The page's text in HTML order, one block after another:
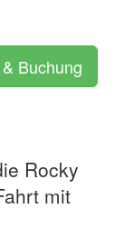
Buchung
Rocky
mit